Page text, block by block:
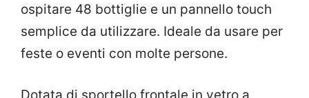
ospitare 48 bottiglie e un pannello touch
semplice da utilizzare. Ideale da usare per
feste o eventi con molte persone.